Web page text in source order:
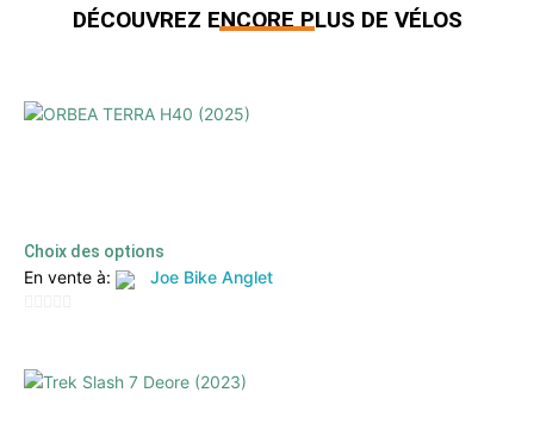
DÉCOUVREZ ENCORE PLUS DE VÉLOS
Choix des options
En vente à: Joe Bike Anglet
5